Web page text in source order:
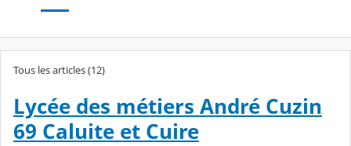
Tous les articles (12)
Lycée des métiers André Cuzin
69 Caluite et Cuire